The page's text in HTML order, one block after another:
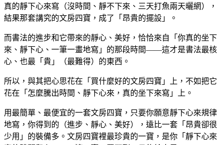
真的靜下心來寫（沒時間、靜不下來、三天打魚兩天曬網），
結果那套講究的文房四寶，成了「昂貴的擺設」。
而書法的進步和它帶來的靜心、美好，恰恰來自「你真的坐下
來、靜下心、一筆一畫地寫」的那段時間——這才是書法最核
心、也最「貴」（最難得）的東西。
所以，與其把心思花在「買什麼好的文房四寶」上，不如把它
花在「怎麼騰出時間、靜下心來，真的坐下來寫」上。
用最簡單、最便宜的一套文房四寶，只要你願意靜下心來規律
地寫，你得到的（進步、靜心、美好），遠比一套「昂貴卻很
少用」的裝備多。文房四寶裡最珍貴的一寶，是你「靜下心來